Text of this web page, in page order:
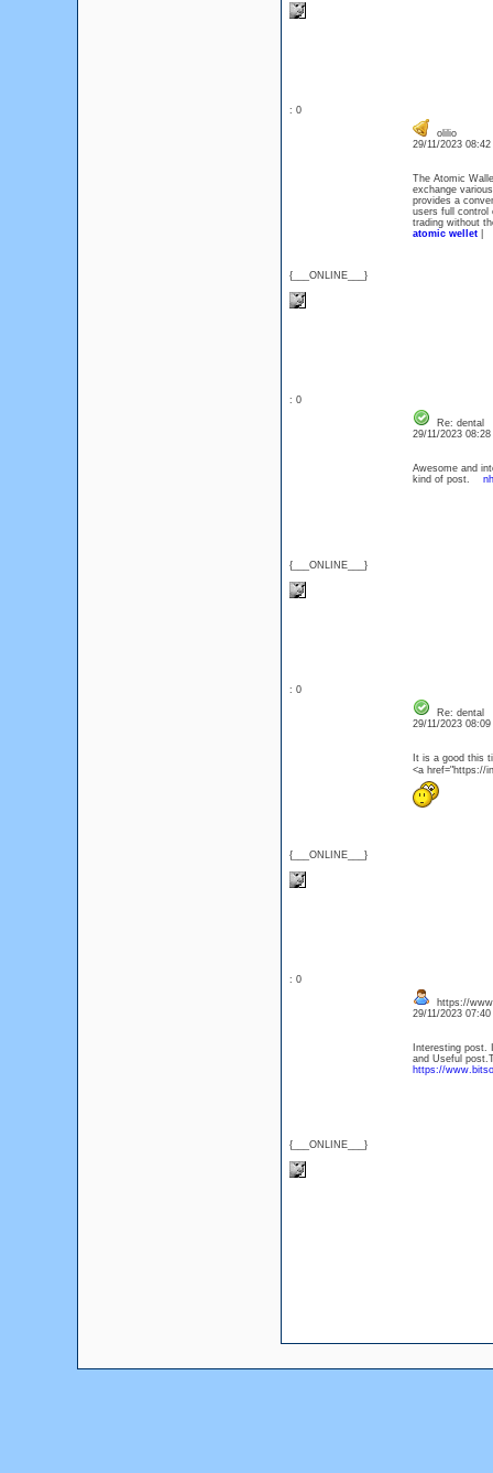
: 0
{___ONLINE___}
olilio
29/11/2023
The Atomic
exchange
provides a
users full control
trading without
atomic wellet|
: 0
{___ONLINE___}
Re: dental
29/11/2023
Awesome and
kind of post.
: 0
{___ONLINE___}
Re: dental
29/11/2023
It is a good this
<a href="https://
: 0
{___ONLINE___}
https://
29/11/2023
Interesting
and Useful
https://